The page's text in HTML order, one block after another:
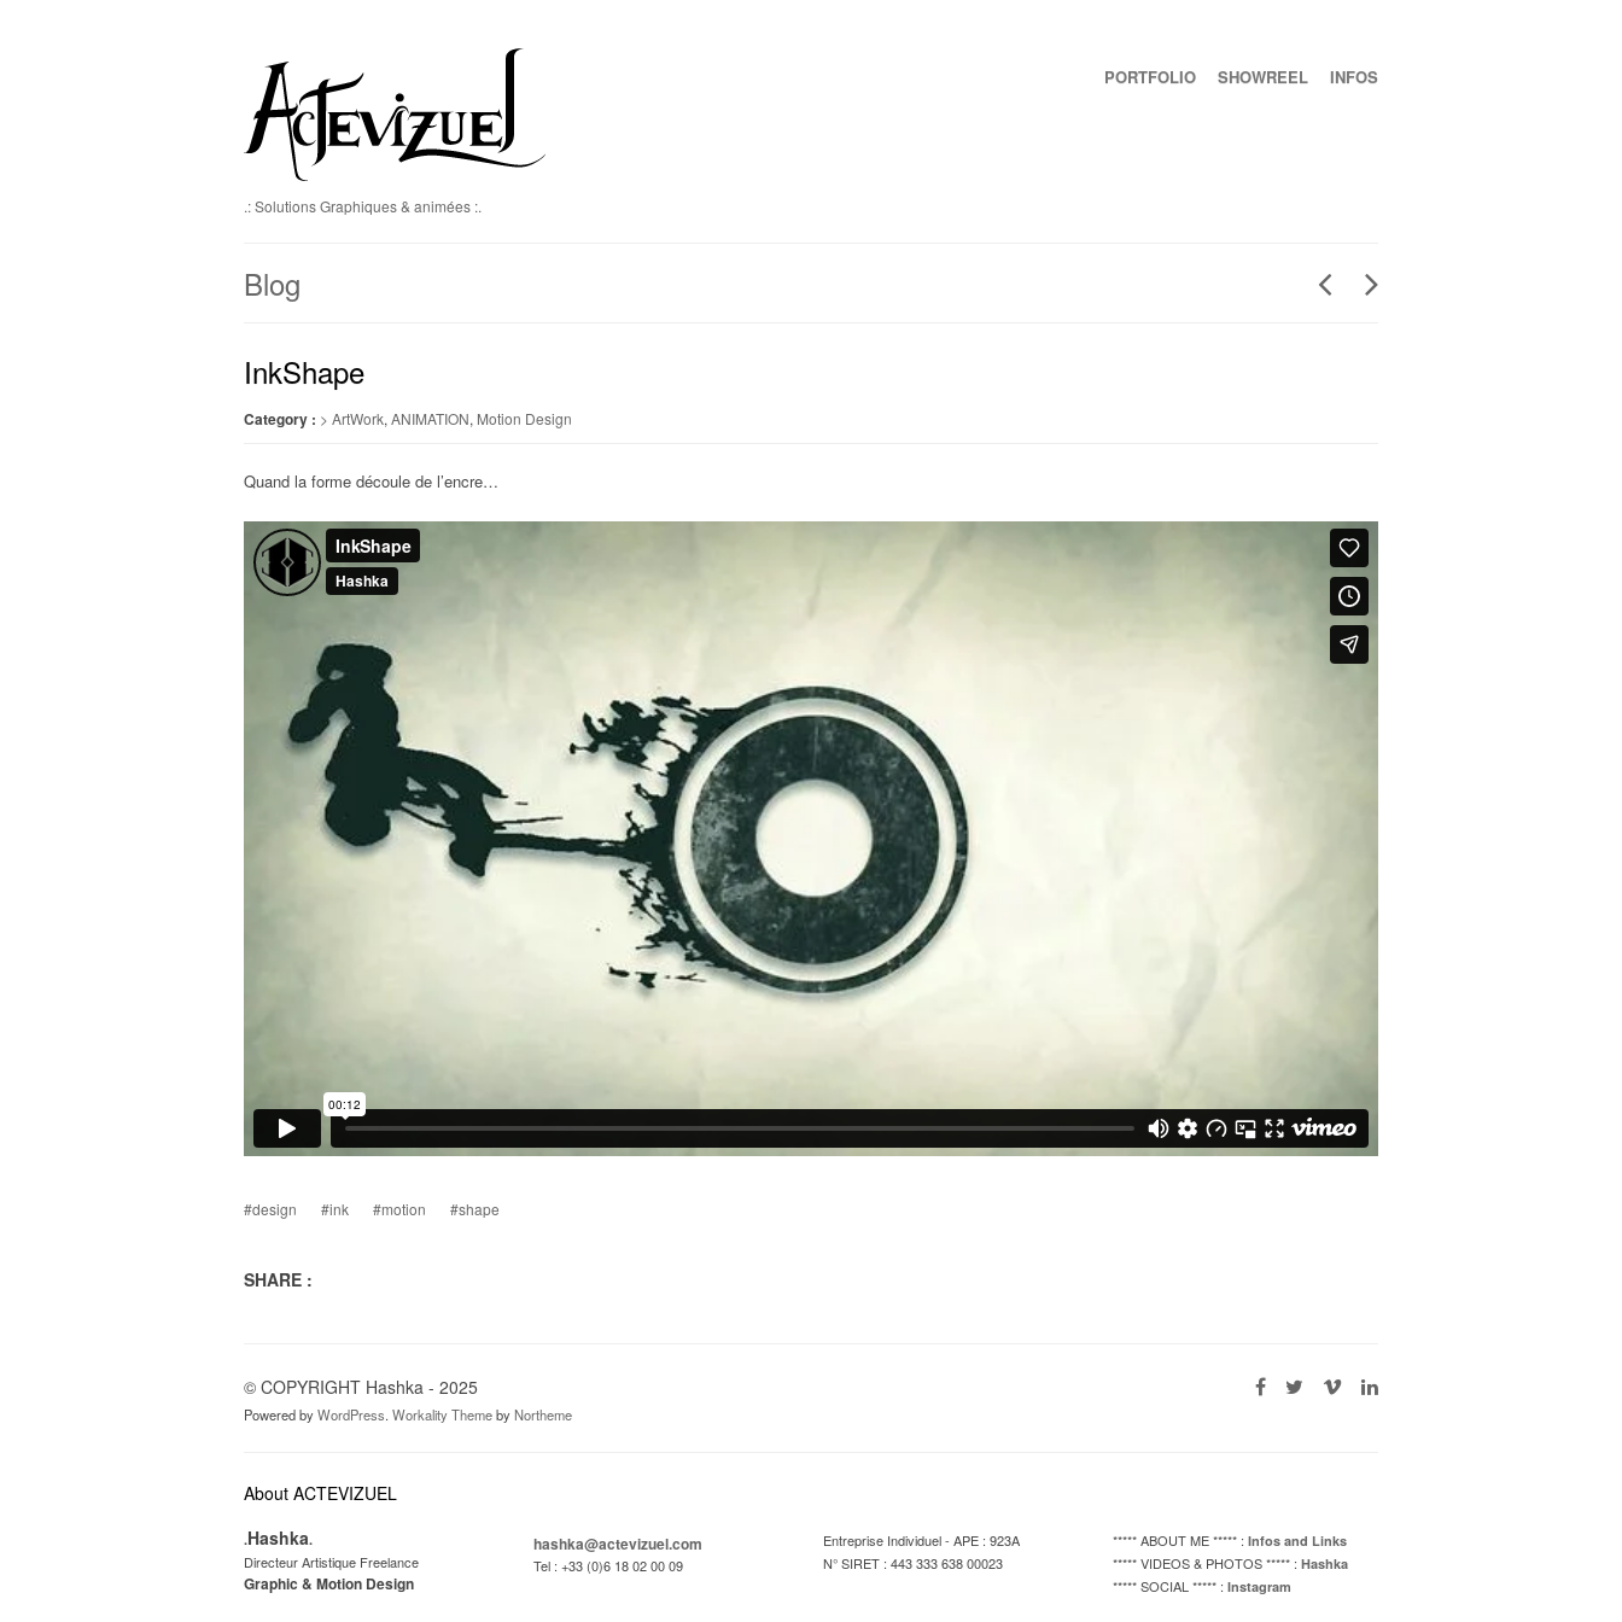
PORTFOLIO SHOWREEL INFOS
.: Solutions Graphiques & animées :.
Blog
InkShape
Category : > ArtWork, ANIMATION, Motion Design
Quand la forme découle de l’encre…
#design #ink #motion #shape
SHARE :
© COPYRIGHT Hashka - 2025
Powered byWordPress. Workality ThemebyNortheme
About ACTEVIZUEL
.Hashka.
Directeur Artistique Freelance
Graphic & Motion Design
hashka@actevizuel.com
Tel : +33 (0)6 18 02 00 09
Entreprise Individuel - APE : 923A
N° SIRET : 443 333 638 00023
***** ABOUT ME ***** : Infos and Links
***** VIDEOS & PHOTOS ***** : Hashka
***** SOCIAL ***** : Instagram